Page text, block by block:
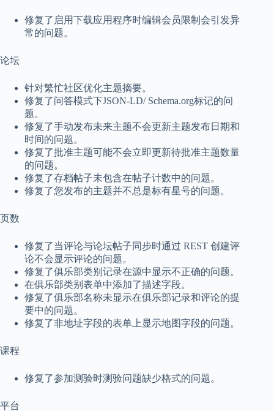
修复了启用下载应用程序时编辑会员限制会引发异
常的问题。
论坛
针对繁忙社区优化主题摘要。
修复了问答模式下JSON-LD/ Schema.org标记的问
题。
修复了手动发布未来主题不会更新主题发布日期和
时间的问题。
修复了批准主题可能不会立即更新待批准主题数量
的问题。
修复了存档帖子未包含在帖子计数中的问题。
修复了您发布的主题并不总是标有星号的问题。
页数
修复了当评论与论坛帖子同步时通过 REST 创建评
论不会显示评论的问题。
修复了俱乐部类别记录在源中显示不正确的问题。
在俱乐部类别表单中添加了描述字段。
修复了俱乐部名称未显示在俱乐部记录和评论的提
要中的问题。
修复了非地址字段的表单上显示地图字段的问题。
课程
修复了参加测验时测验问题缺少格式的问题。
平台